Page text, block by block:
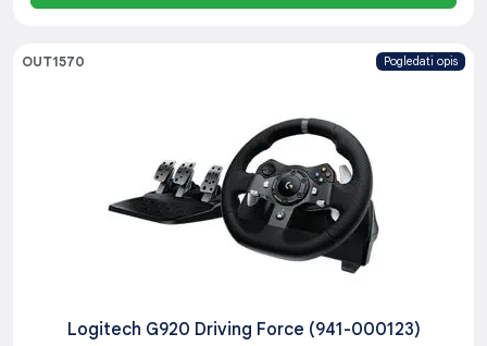
OUT1570 Pogledati opis
Logitech G920 Driving Force (941-000123)